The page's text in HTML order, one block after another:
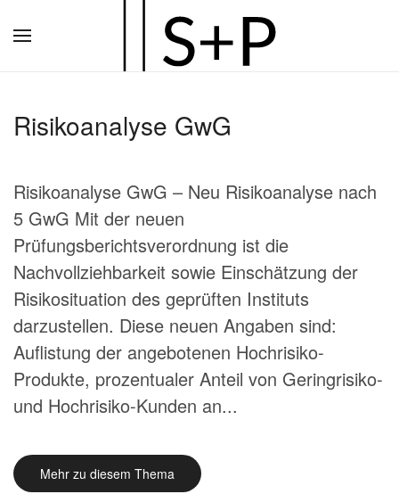
Hauptinhalt
Risikoanalyse GwG
Risikoanalyse GwG – Neu Risikoanalyse nach
5 GwG Mit der neuen
Prüfungsberichtsverordnung ist die
Nachvollziehbarkeit sowie Einschätzung der
Risikosituation des geprüften Instituts
darzustellen. Diese neuen Angaben sind:
Auflistung der angebotenen Hochrisiko-
Produkte, prozentualer Anteil von Geringrisiko-
und Hochrisiko-Kunden an...
Mehr zu diesem Thema